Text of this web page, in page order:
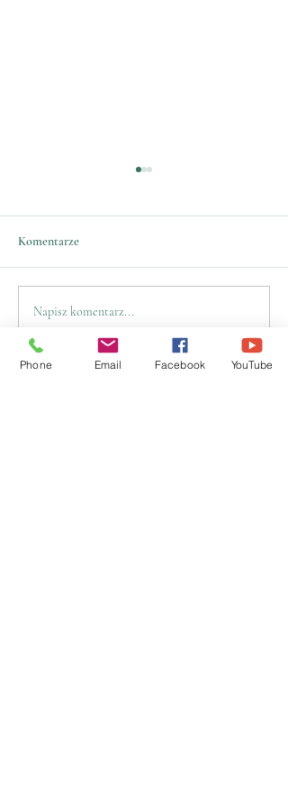
Walne Zebranie
Sprawozdawczo-Wyborcze
Komentarze
Napisz komentarz...
Phone Email Facebook YouTube